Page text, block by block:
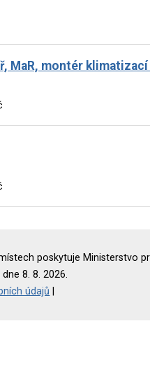
MaR, montér
poskytuje Ministerstvo
8. 8. 2026.
údajů